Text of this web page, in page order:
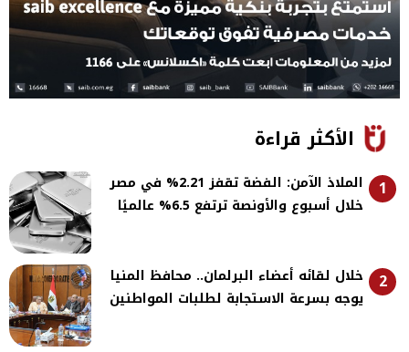
الأكثر قراءة
1
الملاذ الآمن: الفضة تقفز 2.21% في مصر
خلال أسبوع والأونصة ترتفع 6.5% عالميًا
2
خلال لقائه أعضاء البرلمان.. محافظ المنيا
يوجه بسرعة الاستجابة لطلبات المواطنين